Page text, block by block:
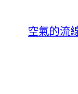
空氣的流